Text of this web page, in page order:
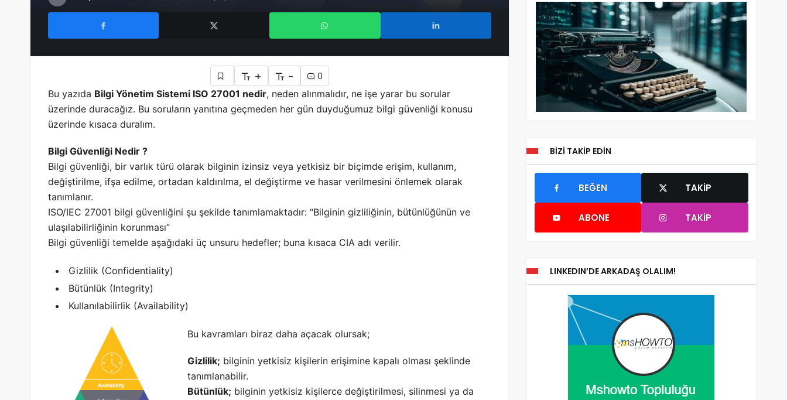
+ -
0
Bu yazıda Bilgi Yönetim Sistemi ISO 27001 nedir, neden alınmalıdır, ne işe yarar bu sorular
üzerinde duracağız. Bu soruların yanıtına geçmeden her gün duyduğumuz bilgi güvenliği konusu
üzerinde kısaca duralım.
Bilgi Güvenliği Nedir ?
Bilgi güvenliği, bir varlık türü olarak bilginin izinsiz veya yetkisiz bir biçimde erişim, kullanım,
değiştirilme, ifşa edilme, ortadan kaldırılma, el değiştirme ve hasar verilmesini önlemek olarak
tanımlanır.
ISO/IEC 27001 bilgi güvenliğini şu şekilde tanımlamaktadır: “Bilginin gizliliğinin, bütünlüğünün ve
ulaşılabilirliğinin korunması”
Bilgi güvenliği temelde aşağıdaki üç unsuru hedefler; buna kısaca CIA adı verilir.
Gizlilik (Confidentiality)
Bütünlük (Integrity)
Kullanılabilirlik (Availability)
Bu kavramları biraz daha açacak olursak;
Gizlilik; bilginin yetkisiz kişilerin erişimine kapalı olması şeklinde
tanımlanabilir.
Bütünlük; bilginin yetkisiz kişilerce değiştirilmesi, silinmesi ya da
BIZI TAKIP EDIN
BEĞEN TAKIP
ABONE TAKIP
LINKEDIN’DE ARKADAŞ OLALIM!